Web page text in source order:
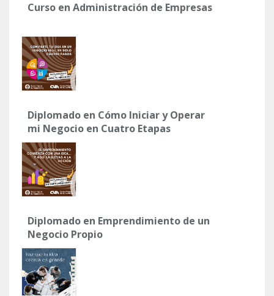
Curso en Administración de Empresas
Diplomado en Cómo Iniciar y Operar
mi Negocio en Cuatro Etapas
Diplomado en Emprendimiento de un
Negocio Propio